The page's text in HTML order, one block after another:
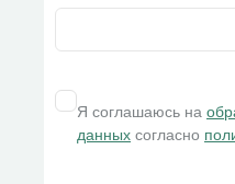
Я соглашаюсь на
данных согласно